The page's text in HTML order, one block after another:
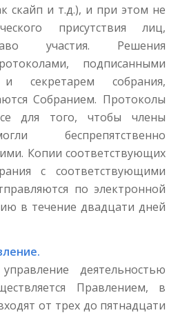
скайп и т.д.), и при этом не
присутствия лиц,
участия. Решения
подписанными
и секретарем собрания,
Собранием. Протоколы
для того, чтобы члены
беспрепятственно
Копии соответствующих
с соответствующими
по электронной
в течение двадцати дней
деятельностью
Правлением, в
от трех до пятнадцати